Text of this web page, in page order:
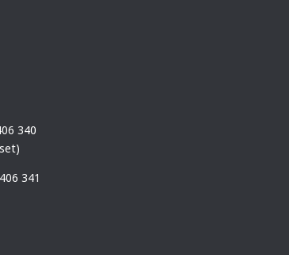
340
341